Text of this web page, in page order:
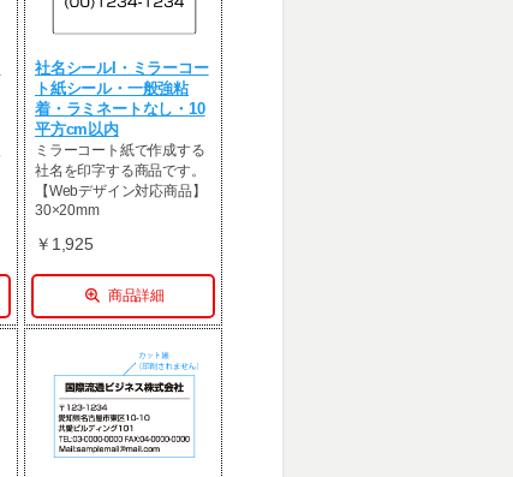
社名シールI・ミラーコー
ト紙シール・一般強粘
着・ラミネートなし・10
平方cm以内
ミラーコート紙で作成する
社名を印字する商品です。
【Webデザイン対応商品】
30×20mm
￥1,925
商品詳細